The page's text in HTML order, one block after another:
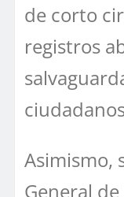
de corto
registros
Asimismo,
General